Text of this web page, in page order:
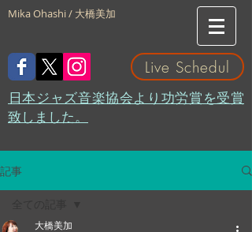
Mika Ohashi / 大橋美加
Live Schedul
​日本ジャズ音楽協会より功労賞を受賞
致しました。
記事
大橋美加